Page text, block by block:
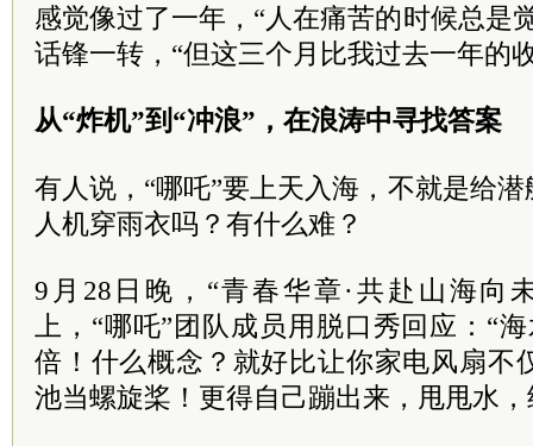
感觉像过了一年，“人在痛苦的时候总是
话锋一转，“但这三个月比我过去一年的
从“炸机”到“冲浪”，在浪涛中寻找答案
有人说，“哪吒”要上天入海，不就是给
人机穿雨衣吗？有什么难？
9月28日晚，“青春华章·共赴山海向
上，“哪吒”团队成员用脱口秀回应：“
倍！什么概念？就好比让你家电风扇不
池当螺旋桨！更得自己蹦出来，甩甩水，